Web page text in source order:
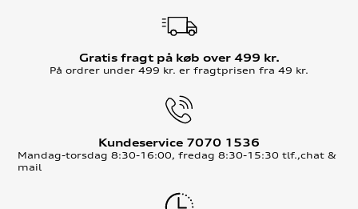
Gratis fragt på køb over 499 kr.
På ordrer under 499 kr. er fragtprisen fra 49 kr.
Kundeservice 7070 1536
Mandag-torsdag 8:30-16:00, fredag 8:30-15:30 tlf.,chat &
mail